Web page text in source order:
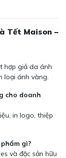
Tết Maison –
hợp giả da ánh
loại ánh vàng.
cho doanh
in logo, thiệp
gì?
và đặc sản hữu